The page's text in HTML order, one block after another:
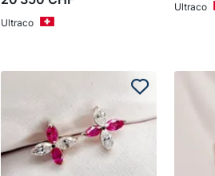
Ultraco
Ultraco